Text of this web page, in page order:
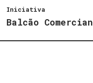
Iniciativa
Balcão